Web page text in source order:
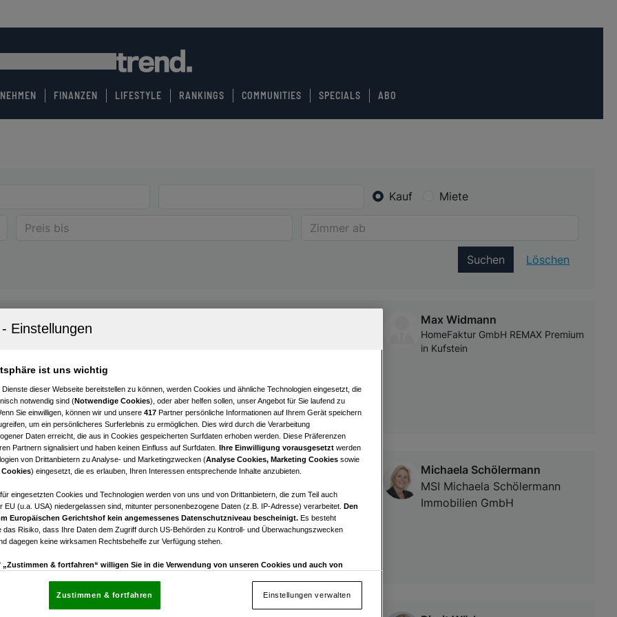
FINANZEN LIFESTYLE RANKINGS COMMUNITIES SPECIALS ABO
Kauf Miete
Suchen Löschen
Wohn- & Geschäftshaus in Bestlage von Kössen!
Zimmer
Max Widmann
HomeFaktur GmbH REMAX Premium
in Kufstein
bei Kitzbühel
Michaela Schölermann
MSI Michaela Schölermann
Immobilien GmbH
ist uns wichtig
Dienste dieser Webseite bereitstellen zu können, werden Cookies und ähnliche Technologien eingesetzt, die
notwendig sind (Notwendige Cookies), oder aber helfen sollen, unser Angebot für Sie laufend zu
Sie einwilligen, können wir und unsere 417 Partner persönliche Informationen auf Ihrem Gerät speichern
um ein persönlicheres Surferlebnis zu ermöglichen. Dies wird durch die Verarbeitung
Daten erreicht, die aus in Cookies gespeicherten Surfdaten erhoben werden. Diese Präferenzen
Partnern signalisiert und haben keinen Einfluss auf Surfdaten. Ihre Einwilligung vorausgesetzt werden
von Drittanbietern zu Analyse- und Marketingzwecken (Analyse Cookies, Marketing Cookies sowie
) eingesetzt, die es erlauben, Ihren Interessen entsprechende Inhalte anzubieten.
eingesetzten Cookies und Technologien werden von uns und von Drittanbietern, die zum Teil auch
EU (u.a. USA) niedergelassen sind, mitunter personenbezogene Daten (z.B. IP-Adresse) verarbeitet. Den
Europäischen Gerichtshof kein angemessenes Datenschutzniveau bescheinigt. Es besteht
das Risiko, dass Ihre Daten dem Zugriff durch US-Behörden zu Kontroll- und Überwachungszwecken
dagegen keine wirksamen Rechtsbehelfe zur Verfügung stehen.
„Zustimmen & fortfahren“ willigen Sie in die Verwendung von unseren Cookies und auch von
die sich auf jeder Seite unten im Footer befinden.
Einstellungen verwalten
Zustimmen & fortfahren